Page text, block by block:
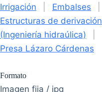
Irrigación
Embalses
Estructuras de derivación
(Ingeniería hidraúlica)
Presa Lázaro Cárdenas
Formato
Imagen fija / jpg